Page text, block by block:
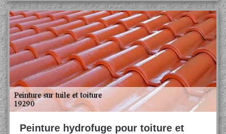
Peinture hydrofuge pour toiture et